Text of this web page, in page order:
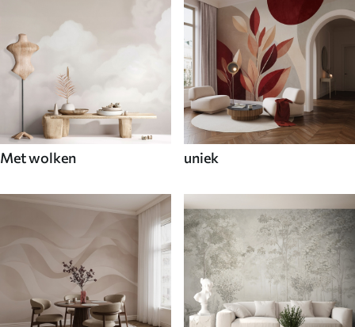
Met wolken uniek